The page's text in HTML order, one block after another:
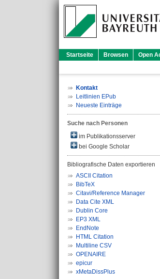
Startseite Browsen Open
Kontakt
Leitlinien EPub
Neueste Einträge
Suche nach Personen
im Publikationsserver
bei Google Scholar
Bibliografische Daten exportieren
ASCII Citation
BibTeX
Citavi/Reference Manager
Data Cite XML
Dublin Core
EP3 XML
EndNote
HTML Citation
Multiline CSV
OPENAIRE
epicur
xMetaDissPlus